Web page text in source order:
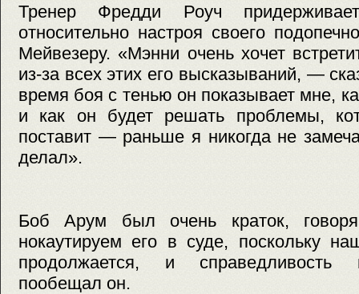
Тренер Фредди Роуч
относительно настроя своего
Мейвезеру. «Мэнни очень хочет
из-за всех этих его высказываний, —
время боя с тенью он показывает мне,
и как он будет решать проблемы,
поставит — раньше я никогда не
делал».
Боб Арум был очень краток,
нокаутируем его в суде, поскольку
продолжается, и справедливость
пообещал он.